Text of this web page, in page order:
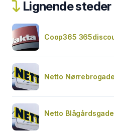
Lignende steder
Coop365
Netto Nørrebrogade
Netto Blågårdsgade